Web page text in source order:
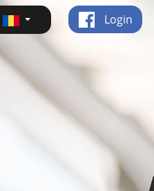
Login